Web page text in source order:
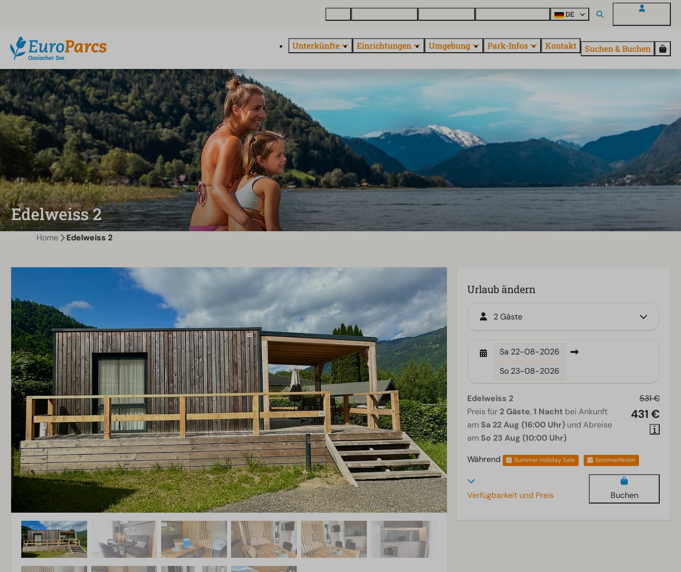
DE
Unterkünfte Einrichtungen Umgebung Park-Infos Kontakt Suchen & Buchen
Edelweiss 2
Home Edelweiss 2
Urlaub ändern
2 Gäste
Sa 22-08-2026
So 23-08-2026
531 €
431 €
Edelweiss 2
Preis für 2 Gäste, 1 Nacht bei Ankunft
am Sa 22 Aug (16:00 Uhr) und Abreise
am So 23 Aug (10:00 Uhr)
Während
Summer Holiday Sale Sommerferien
Verfügbarkeit und Preis Buchen